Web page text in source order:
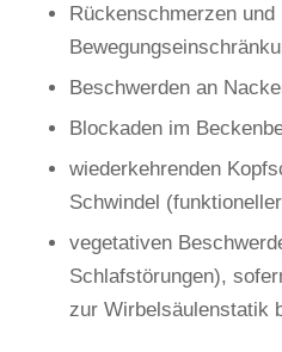
Rückenschmerzen und
Beschwerden an
Blockaden im
wiederkehrenden
Schwindel
vegetativen
Schlafstörungen),
zur Wirbelsäulenstatik